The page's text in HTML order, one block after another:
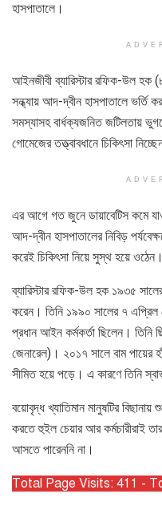
হাসপাতালে।
আইনজীবী ব্যারিস্টার রফিক-উল
সন্ধ্যায় আদ-দ্বীন হাসপাতালে ভর্তি
সমস্যাসহ বার্ধক্যজনিত জটিলতায়
গোমেজের তত্ত্বাবধানে চিকিৎসা
এর আগে গত জুনে ডায়াবেটিস কমে
আদ-দ্বীন হাসপাতালের নিবিড়
করেই চিকিৎসা নিয়ে সুস্থ হয়ে ওঠেন।
ব্যারিস্টার রফিক-উল হক ১৯৩৫
করেন। তিনি ১৯৯০ সালের ৭ এপ্রিল
প্রধান আইন কর্মকর্তা ছিলেন। তিনি
জেনারেল)। ২০১৭ সালে বাম পায়ের
সীমিত হয়ে পড়ে। এ কারণে তিনি
বয়োবৃদ্ধ খ্যাতিমান মানুষটির
করতে হুইল চেয়ার আর কর্মচারীরাই
আসতে পারেননি না।
Total Page Visits: 411 -